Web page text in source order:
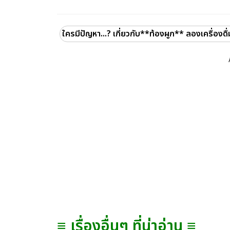
ใครมีปัญหา...? เกี่ยวกับ**ท้องผูก** ลองเครื่องดื่